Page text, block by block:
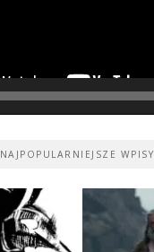
NAJPOPULARNIEJSZE WPISY